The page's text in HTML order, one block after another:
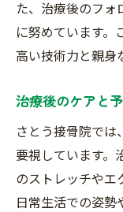
た、治療後のフォ
に努めています。
高い技術力と親身
治療後のケアと
さとう接骨院で
要視しています。
のストレッチやエ
日常生活での姿勢